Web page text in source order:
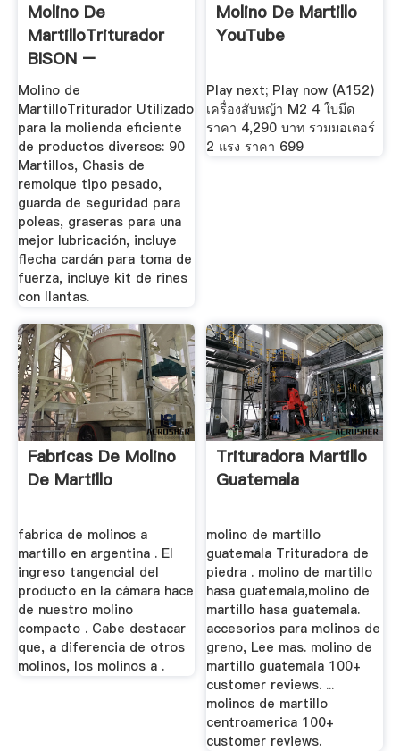
Molino De
MartilloTriturador
BISON –
MAQUINARIAS
AGRÍCOLAS
Molino de
MartilloTriturador Utilizado
para la molienda eficiente
de productos diversos: 90
Martillos, Chasis de
remolque tipo pesado,
guarda de seguridad para
poleas, graseras para una
mejor lubricación, incluye
flecha cardán para toma de
fuerza, incluye kit de rines
con llantas.
Molino De Martillo
YouTube
Play next; Play now (A152)
เครื่องสับหญ้า M2 4 ใบมีด
ราคา 4,290 บาท รวมมอเตอร์
2 แรง ราคา 699
Fabricas De Molino
De Martillo
fabrica de molinos a
martillo en argentina . El
ingreso tangencial del
producto en la cámara hace
de nuestro molino
compacto . Cabe destacar
que, a diferencia de otros
molinos, los molinos a .
Trituradora Martillo
Guatemala
molino de martillo
guatemala Trituradora de
piedra . molino de martillo
hasa guatemala,molino de
martillo hasa guatemala.
accesorios para molinos de
greno, Lee mas. molino de
martillo guatemala 100+
customer reviews. ...
molinos de martillo
centroamerica 100+
customer reviews.